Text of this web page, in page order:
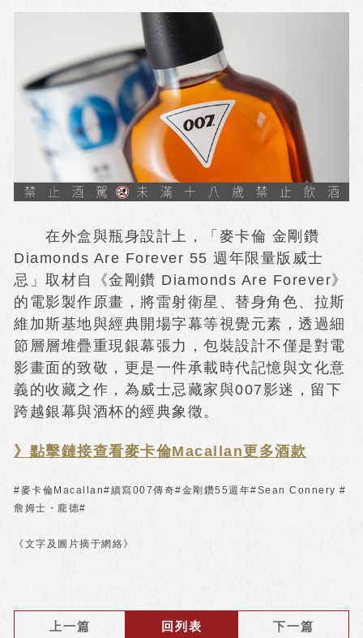
在外盒與瓶身設計上，「麥卡倫 金剛鑽
Diamonds Are Forever 55 週年限量版威士
忌」取材自《金剛鑽 Diamonds Are Forever》
的電影製作原畫，將雷射衛星、替身角色、拉斯
維加斯基地與經典開場字幕等視覺元素，透過細
節層層堆疊重現銀幕張力，包裝設計不僅是對電
影畫面的致敬，更是一件承載時代記憶與文化意
義的收藏之作，為威士忌藏家與007影迷，留下
跨越銀幕與酒杯的經典象徵。
》點擊鏈接查看麥卡倫Macallan更多酒款
#麥卡倫Macallan#續寫007傳奇#金剛鑽55週年#Sean Connery #
詹姆士・龐德#
《文字及圖片摘于網絡》
上一篇 回列表 下一篇